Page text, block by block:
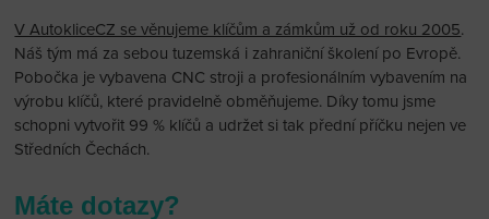
V AutokliceCZ se věnujeme klíčům a zámkům už od roku 2005.
Náš tým má za sebou tuzemská i zahraniční školení po Evropě.
Pobočka je vybavena CNC stroji a profesionálním vybavením na
výrobu klíčů, které pravidelně obměňujeme. Díky tomu jsme
schopni vytvořit 99 % klíčů a udržet si tak přední příčku nejen ve
Středních Čechách.
Máte dotazy?